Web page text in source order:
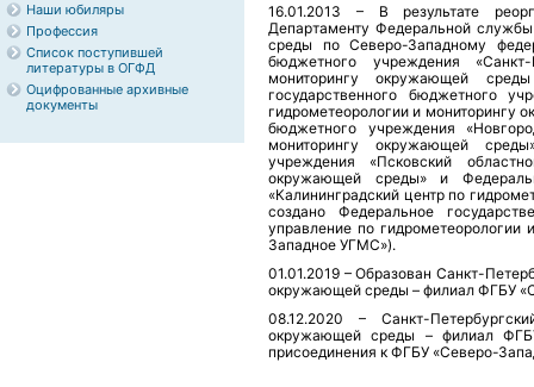
Наши юбиляры
Профессия
Список поступившей
литературы в ОГФД
Оцифрованные архивные
документы
16.01.2013 – В результате
Департаменту Федеральной
среды по Северо-Западному
бюджетного учреждения
мониторингу окружающей
государственного бюджетного
гидрометеорологии и мониторингу
бюджетного учреждения
мониторингу окружающей
учреждения «Псковский
окружающей среды» и
«Калининградский центр по
создано Федеральное
управление по
Западное УГМС»).
01.01.2019 – Образован Санкт-
окружающей среды – филиал ФГБУ
08.12.2020 – Санкт-
окружающей среды – филиал
присоединения к ФГБУ «Северо-